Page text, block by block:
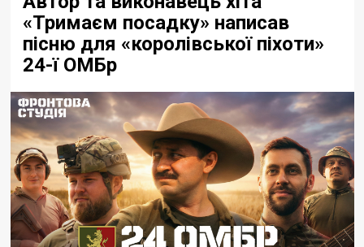
«Тримаєм посадку» написав
пісню для «королівської піхоти»
24-ї ОМБр